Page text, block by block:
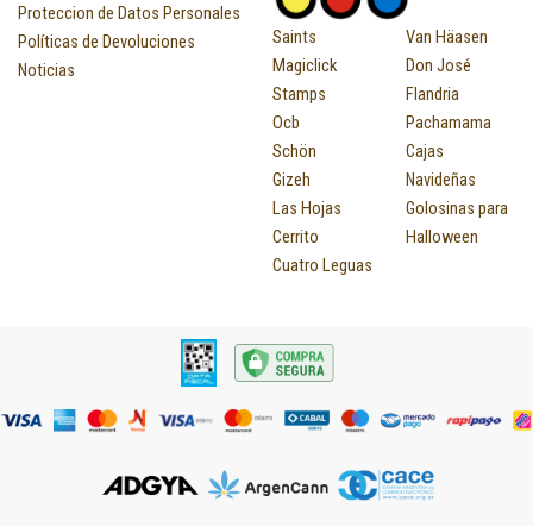
Proteccion de Datos Personales
Políticas de Devoluciones
Noticias
Saints
Magiclick
Stamps
Ocb
Schön
Gizeh
Las Hojas
Cerrito
Cuatro Leguas
Van Häasen
Don José
Flandria
Pachamama
Cajas
Navideñas
Golosinas para
Halloween